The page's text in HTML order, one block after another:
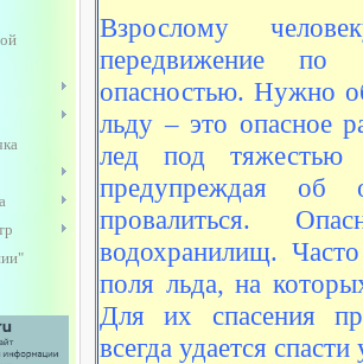
Взрослому
передвижение
опасностью. Нужно
льду – это опасное
лед под тяжестью
предупреждая об
провалиться.
водохранилищ.
поля льда, на
Для их спасения
всегда удается